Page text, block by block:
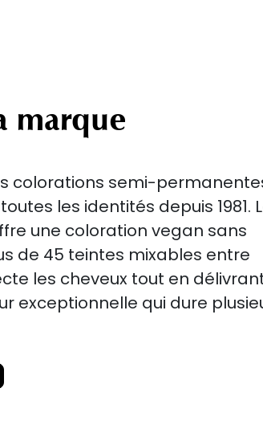
marque
colorations semi-
les identités depuis 1981.
une coloration vegan sans
de 45 teintes mixables entre
les cheveux tout en
exceptionnelle qui dure